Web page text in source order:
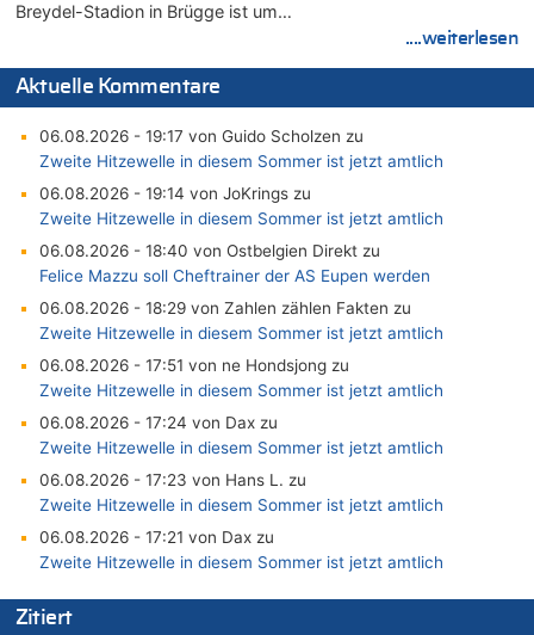
Breydel-Stadion in Brügge ist um…
....weiterlesen
Aktuelle Kommentare
06.08.2026 - 19:17 von Guido Scholzen zu
Zweite Hitzewelle in diesem Sommer ist jetzt amtlich
06.08.2026 - 19:14 von JoKrings zu
Zweite Hitzewelle in diesem Sommer ist jetzt amtlich
06.08.2026 - 18:40 von Ostbelgien Direkt zu
Felice Mazzu soll Cheftrainer der AS Eupen werden
06.08.2026 - 18:29 von Zahlen zählen Fakten zu
Zweite Hitzewelle in diesem Sommer ist jetzt amtlich
06.08.2026 - 17:51 von ne Hondsjong zu
Zweite Hitzewelle in diesem Sommer ist jetzt amtlich
06.08.2026 - 17:24 von Dax zu
Zweite Hitzewelle in diesem Sommer ist jetzt amtlich
06.08.2026 - 17:23 von Hans L. zu
Zweite Hitzewelle in diesem Sommer ist jetzt amtlich
06.08.2026 - 17:21 von Dax zu
Zweite Hitzewelle in diesem Sommer ist jetzt amtlich
06.08.2026 - 17:01 von Wahlstimme? zu
FIFA-Spitze demonstriert Einigkeit trotz Kritik und neuer
Zitiert